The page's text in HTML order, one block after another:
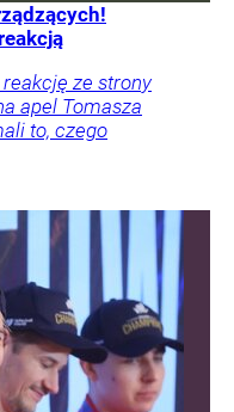
reakcję ze strony
apel Tomasza
to, czego